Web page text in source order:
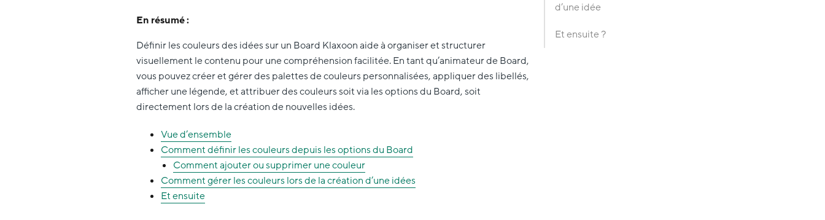
En résumé :
Définir les couleurs des idées sur un Board Klaxoon aide à organiser et structurer
visuellement le contenu pour une compréhension facilitée. En tant qu’animateur de Board,
vous pouvez créer et gérer des palettes de couleurs personnalisées, appliquer des libellés,
afficher une légende, et attribuer des couleurs soit via les options du Board, soit
directement lors de la création de nouvelles idées.
Vue d’ensemble
Comment définir les couleurs depuis les options du Board
Comment ajouter ou supprimer une couleur
Comment gérer les couleurs lors de la création d’une idées
Et ensuite
d’une idée
Et ensuite ?